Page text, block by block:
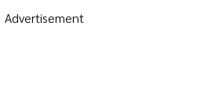
Advertisement